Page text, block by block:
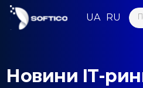
Skip
content
for:
Новини IT-